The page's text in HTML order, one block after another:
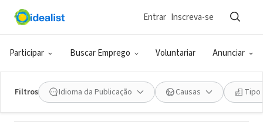
Participar Buscar Emprego Voluntariar Anunciar
Entrar Inscreva-se
Filtros Idioma da Publicação Causas Tipo
ONG (SETOR SOCIAL)
Newark Downtown District